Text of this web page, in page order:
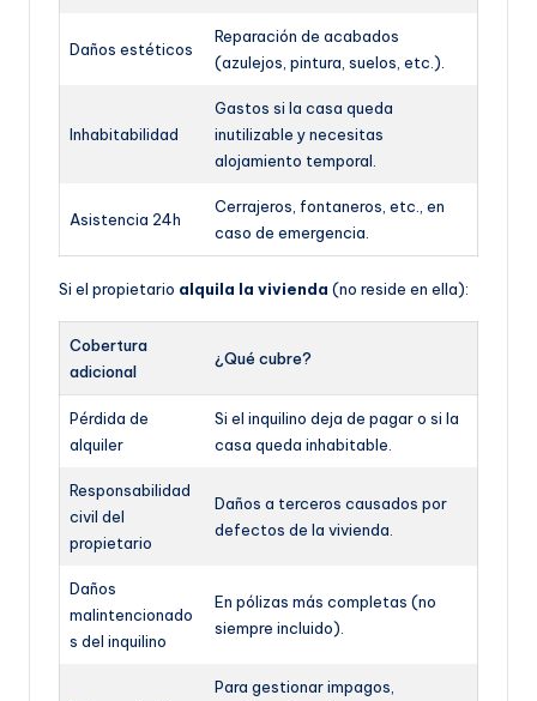
Daños estéticos
Reparación de acabados
(azulejos, pintura, suelos, etc.).
Inhabitabilidad
Gastos si la casa queda
inutilizable y necesitas
alojamiento temporal.
Asistencia 24h
Cerrajeros, fontaneros, etc., en
caso de emergencia.
Si el propietario alquila la vivienda (no reside en ella):
Cobertura
adicional
¿Qué cubre?
Pérdida de
alquiler
Si el inquilino deja de pagar o si la
casa queda inhabitable.
Responsabilidad
civil del
propietario
Daños a terceros causados por
defectos de la vivienda.
Daños
malintencionado
s del inquilino
En pólizas más completas (no
siempre incluido).
Para gestionar impagos,